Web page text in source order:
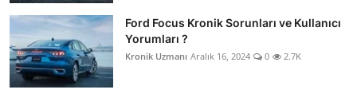
Ford Focus Kronik Sorunları ve Kullanıcı
Yorumları ?
Kronik Uzmanı Aralık 16, 2024 0 2.7K